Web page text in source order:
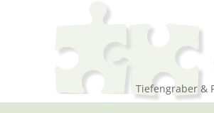
Tiefengraber &